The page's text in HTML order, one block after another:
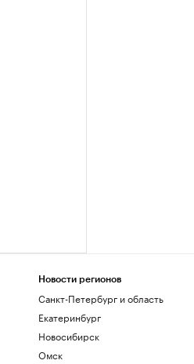
Новости регионов
Санкт-Петербург и область
Екатеринбург
Новосибирск
Омск